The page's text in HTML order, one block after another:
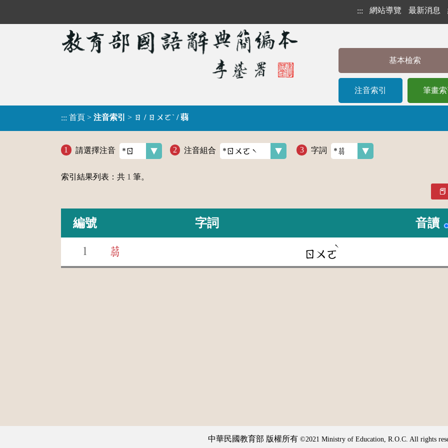
::: 網站導覽 最新消息
基本檢索
注音索引 筆畫索
::: 首頁 > 注音索引 > ㄖ / ㄖㄨㄛˋ / 蒻
請選擇注音 注音組合 字詞
索引結果列表：共 1 筆。
編號 字詞 音讀
1 蒻 ㄖㄨㄛ
ˋ
中華民國教育部 版權所有 ©2021 Ministry of Education, R.O.C. All rights